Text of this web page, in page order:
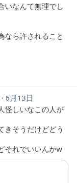
いなんて無理でし
なら許されること
6月13日
怪しいなこの人が
きそうだけどどう
それでいいんかw